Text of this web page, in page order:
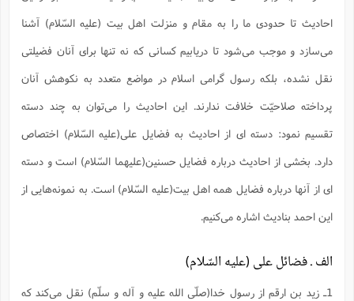
احادیث تا حدودی ما را به مقام و منزلت اهل بیت (علیه السّلام) آشنا
می‌سازد و موجب می‌شود تا دریابیم کسانی که نه تنها برای آنان فضیلتی
نقل نشده، بلکه رسول گرامی اسلام در مواضع متعدد به نکوهش آنان
پرداخته صلاحیّت خلافت ندارند. این احادیث را می‌توان به چند دسته
تقسیم نمود: دسته ای از احادیث به فضایل علی(علیه السّلام) اختصاص
دارد. بخشی از احادیث درباره فضایل حسنین(علیهما السّلام) است و دسته
ای از آنها درباره فضایل همه اهل بیت(علیه السّلام) است. به نمونه‌هایی از
این احمد بنادیث اشاره می‌کنیم.
الف ـ فضائل علی (علیه السّلام)
1ـ زید بن ارقم از رسول خدا(صلّی الله علیه و آله و سلّم) نقل می‌کند که